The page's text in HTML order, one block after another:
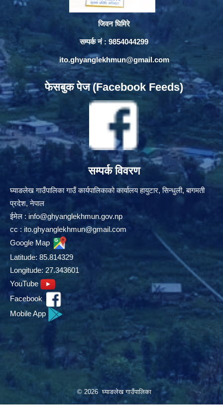
जिवन घिमिरे
सम्पर्क नं : 9854044299
ito.ghyanglekhmun@gmail.com
फेसबुक पेज (Facebook Feeds)
सम्पर्क विवरण
घ्याङलेख गाउँपालिका गाउँ कार्यपालिकाको कार्यालय हायुटार, सिन्धुली, बागमती
प्रदेश, नेपाल
ईमेल : info@ghyanglekhmun.gov.np
cc : ito.ghyanglekhmun@gmail.com
Google Map
Latitude: 85.814329
Longitude: 27.343601
YouTube
Facebook
Mobile App
© 2026 घ्याङलेख गाउँपालिका